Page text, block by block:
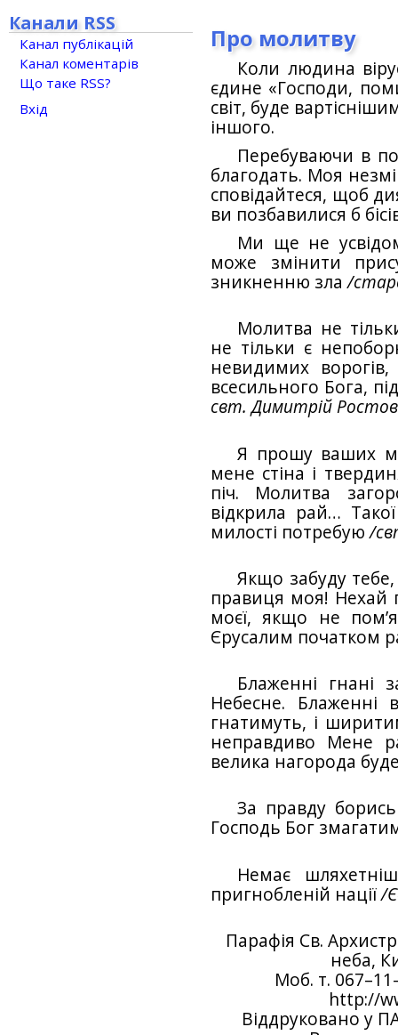
Про молитву
Коли людина
єдине «Господи,
свiт, буде
iншого.
Перебуваючи в
благодать. Моя
сповiдайтеся, щоб
ви позбавилися б
Ми ще не
може змiнити
зникненню зла/
Молитва не
не тiльки є
невидимих
всесильного Бога,
свт. Димитрiй
Я прошу ваших
мене стiна i
пiч. Молитва
вiдкрила рай…
милостi потребую/
Якщо забуду
правиця моя! Нехай
моєї, якщо не
Єрусалим початком
Блаженнi гнанi
Небесне. Блаженнi
гнатимуть, i
неправдиво Мене
велика нагорода
За правду
Господь Бог
Немає
пригнобленiй нацiї/
Парафiя Св.
неба,
Моб. т.
http://
Вiддруковано у
Канали RSS
Канал публікацій
Канал коментарів
Що таке RSS?
Вхід